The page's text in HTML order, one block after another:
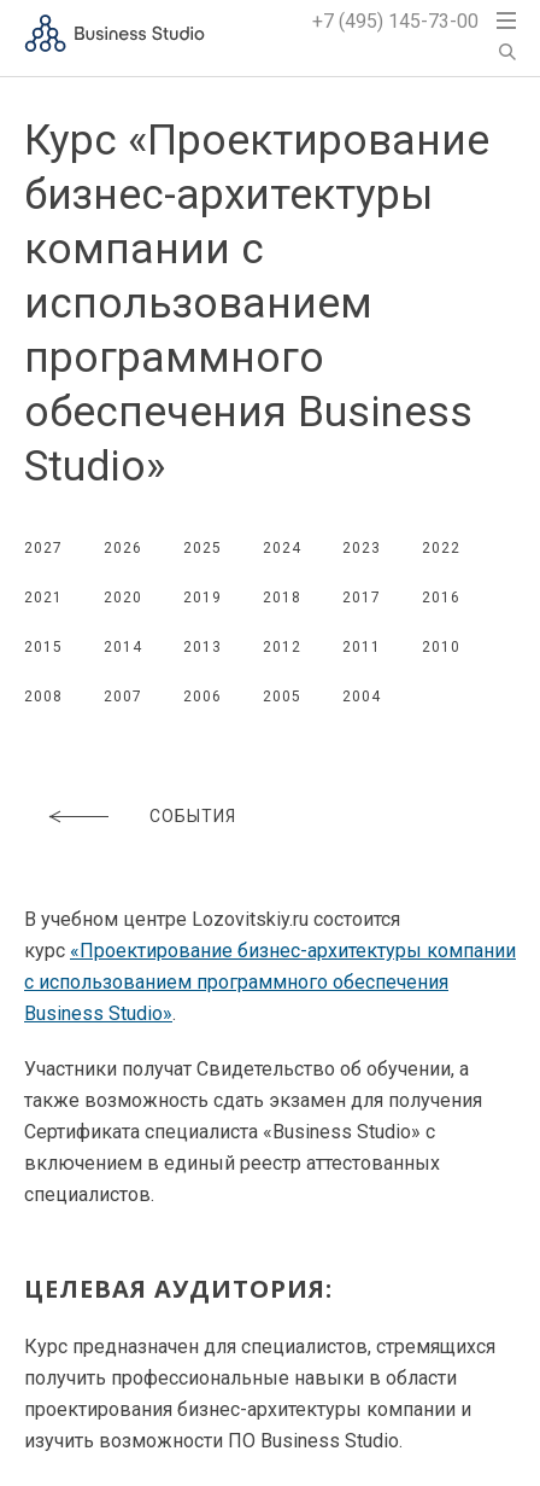
+7 (495) 145-73-00
Курс «Проектирование
бизнес-архитектуры
компании с
использованием
программного
обеспечения Business
Studio»
2027 2026 2025 2024 2023 2022
2021 2020 2019 2018 2017 2016
2015 2014 2013 2012 2011 2010
2008 2007 2006 2005 2004
СОБЫТИЯ
В учебном центре Lozovitskiy.ru состоится
курс «Проектирование бизнес-архитектуры компании
с использованием программного обеспечения
Business Studio».
Участники получат Свидетельство об обучении, а
также возможность сдать экзамен для получения
Сертификата специалиста «Business Studio» с
включением в единый реестр аттестованных
специалистов.
ЦЕЛЕВАЯ АУДИТОРИЯ:
Курс предназначен для специалистов, стремящихся
получить профессиональные навыки в области
проектирования бизнес-архитектуры компании и
изучить возможности ПО Business Studio.